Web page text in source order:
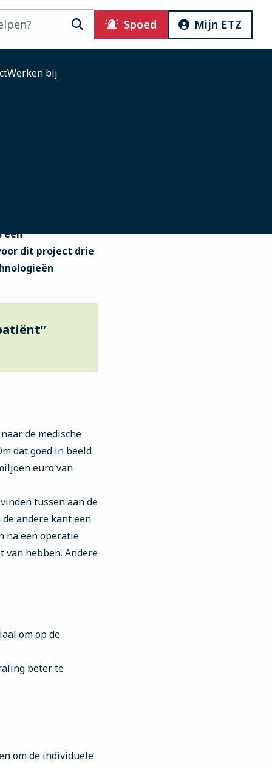
Zoeken Spoed Mijn ETZ
Werken bij
een
dit project drie
de medische
dat goed in beeld
euro van
tussen aan de
andere kant een
na een operatie
van hebben. Andere
om op de
beter te
om de individuele